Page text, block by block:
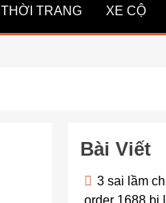
THỜI TRANG XE CỘ
Bài Viết
3 sai lầm
order 1688 bị